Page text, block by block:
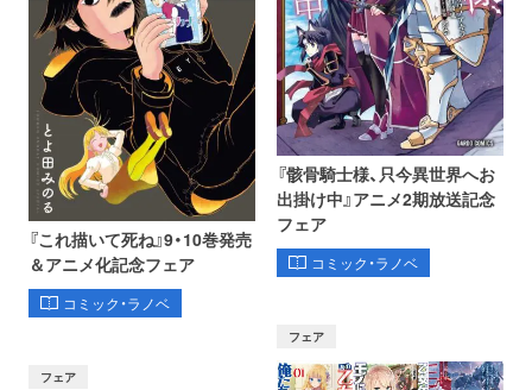
『これ描いて死ね』9・10巻発売
＆アニメ化記念フェア
コミック・ラノベ
『骸骨騎士様、只今異世界へお
出掛け中』アニメ2期放送記念
フェア
コミック・ラノベ
フェア
フェア